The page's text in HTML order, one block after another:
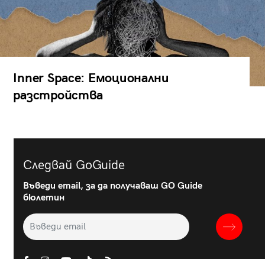
Inner Space: Емоционални
разстройства
Следвай GoGuide
Въведи email, за да получаваш GO Guide
бюлетин